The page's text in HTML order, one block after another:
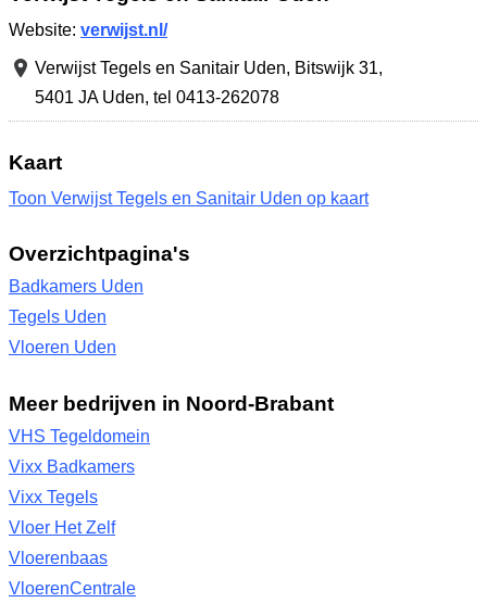
Website: verwijst.nl/
Verwijst Tegels en Sanitair Uden, Bitswijk 31,
5401 JA Uden, tel 0413-262078
Kaart
Toon Verwijst Tegels en Sanitair Uden op kaart
Overzichtpagina's
Badkamers Uden
Tegels Uden
Vloeren Uden
Meer bedrijven in Noord-Brabant
VHS Tegeldomein
Vixx Badkamers
Vixx Tegels
Vloer Het Zelf
Vloerenbaas
VloerenCentrale